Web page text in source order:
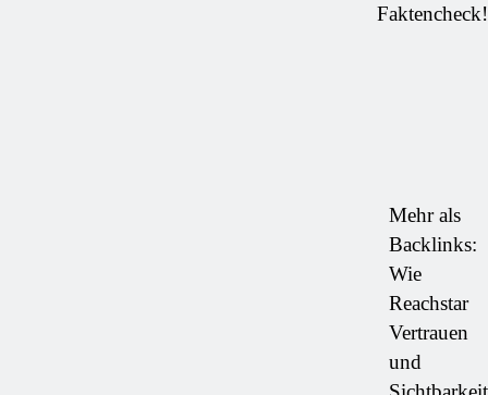
Faktencheck!
Mehr als
Backlinks:
Wie
Reachstar
Vertrauen
und